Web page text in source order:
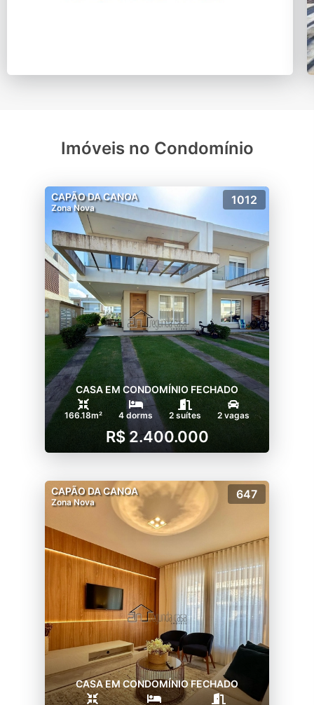
Imóveis no Condomínio
CAPÃO DA CANOA
Zona Nova
1012
CASA EM CONDOMÍNIO FECHADO
166.18m² 4 dorms 2 suítes 2 vagas
R$ 2.400.000
CAPÃO DA CANOA
Zona Nova
647
CASA EM CONDOMÍNIO FECHADO